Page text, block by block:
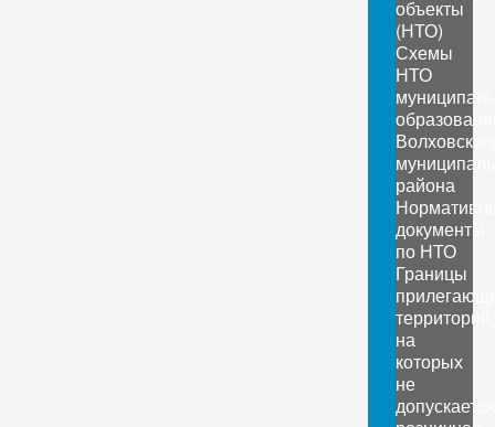
объекты
(НТО)
Схемы
НТО
района
документы
по НТО
Границы
территорий,
на
которых
не
допускается